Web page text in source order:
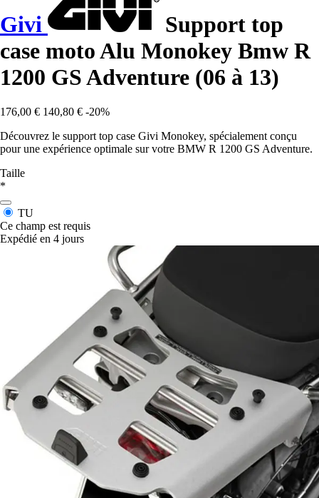
Givi
Support top
case moto Alu Monokey Bmw R
1200 GS Adventure (06 à 13)
176,00 € 140,80 € -20%
Découvrez le support top case Givi Monokey, spécialement conçu
pour une expérience optimale sur votre BMW R 1200 GS Adventure.
Taille
*
TU
Ce champ est requis
Expédié en 4 jours